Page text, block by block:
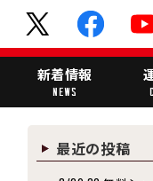
新着情報
NEWS
最近の投稿